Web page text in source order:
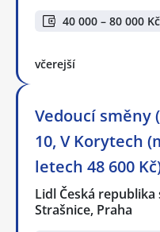
40 000 – 80 000 Kč
včerejší
Vedoucí směny
10, V Korytech
letech 48 600
Lidl Česká republika
Strašnice, Praha